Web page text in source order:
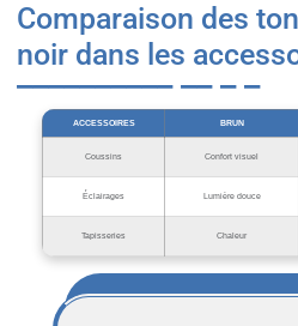
Comparaison des
noir dans les
ACCESSOIRES BRUN
Coussins Confort visuel
Éclairages Lumière douce
Tapisseries Chaleur